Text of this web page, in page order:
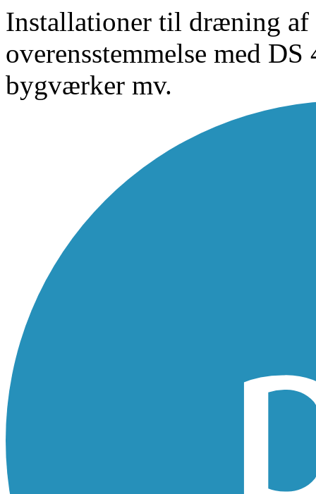
Installationer til dræning af
overensstemmelse med
bygværker mv.